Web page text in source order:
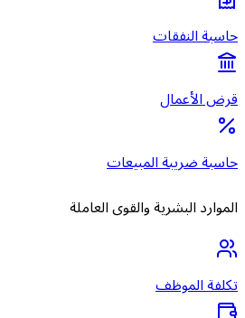
حاسبة النفقات
قرض الأعمال
حاسبة ضريبة المبيعات
الموارد البشرية والقوى العاملة
تكلفة الموظف